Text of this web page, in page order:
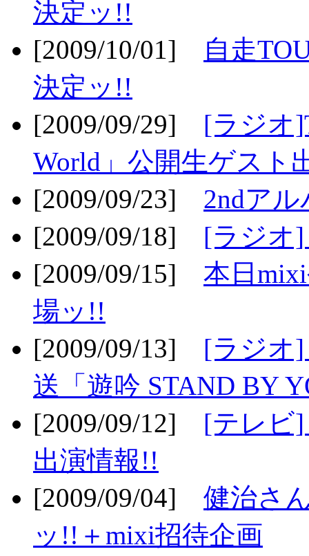
決定ッ!!
[2009/10/01]
自走
決定ッ!!
[2009/09/29] [ラジオ
World」公開生ゲスト
[2009/09/23] 2ndア
[2009/09/18] [ラジオ
[2009/09/15] 本日
場ッ!!
[2009/09/13] [ラジオ]
送「遊吟 STAND BY
[2009/09/12] [テレビ]
出演情報!!
[2009/09/04] 健治さ
ッ!!＋mixi招待企画